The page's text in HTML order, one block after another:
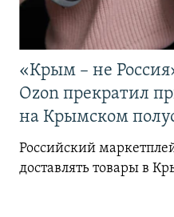
«Крым – не
Ozon прекратил
на Крымском
Российский
доставлять товары в